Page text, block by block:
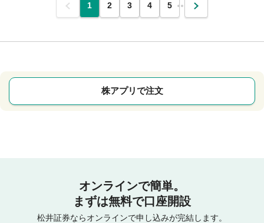
前 1 2 3 4 5 … 次
株アプリで注文
オンラインで簡単。
まずは無料で口座開設
松井証券ならオンラインで申し込みが完結します。